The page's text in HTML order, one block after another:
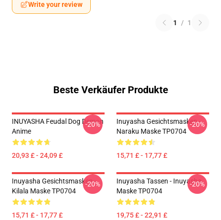
Write your review
1 / 1
Beste Verkäufer Produkte
INUYASHA Feudal Dog Demon
Anime
20,93 £ - 24,09 £
-20%
Inuyasha Gesichtsmasken -
Naraku Maske TP0704
15,71 £ - 17,77 £
-20%
Inuyasha Gesichtsmasken -
Kilala Maske TP0704
15,71 £ - 17,77 £
-20%
Inuyasha Tassen - Inuyasha
Maske TP0704
19,75 £ - 22,91 £
-20%